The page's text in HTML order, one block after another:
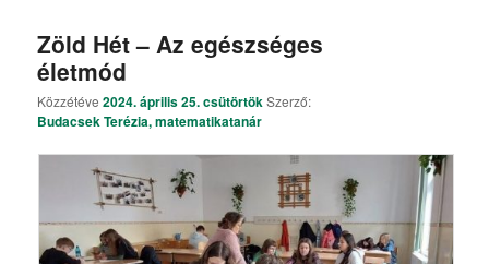
Zöld Hét – Az egészséges
életmód
Közzétéve2024. április 25. csütörtökSzerző:
Budacsek Terézia, matematikatanár